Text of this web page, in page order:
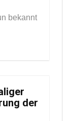
bekannt
der